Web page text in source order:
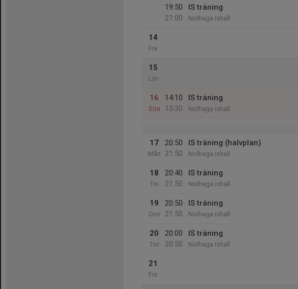
19:50
21:00
IS träning
Nolhaga ishall
14
Fre
15
Lör
16
Sön
14:10
15:30
IS träning
Nolhaga ishall
17
Mån
20:50
21:50
IS träning (halvplan)
Nolhaga ishall
18
Tis
20:40
21:50
IS träning
Nolhaga ishall
19
Ons
20:50
21:50
IS träning
Nolhaga ishall
20
Tor
20:00
20:50
IS träning
Nolhaga ishall
21
Fre